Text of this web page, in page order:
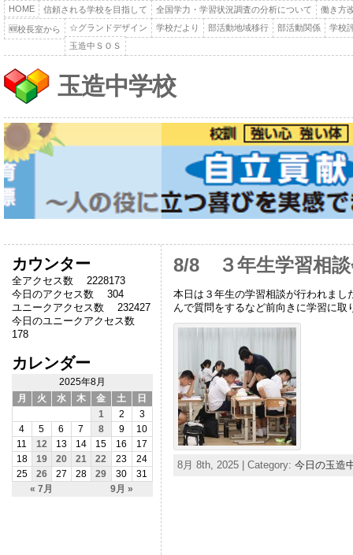
HOME 信頼される学校を目指して 全国学力・学習状況調査の分析について 働き方
🆕校長室から ☆グランドデザイン 学校だより 部活動地域移行 部活動関係
学校
玉造中ＳＯＳ
玉造中学校
カウンター
全アクセス数 2228173
今日のアクセス数 304
ユニークアクセス数 232427
今日のユニークアクセス数
178
カレンダー
2025年8月
月
火 水 木 金 土 日
« 7月 9月 »
1 2
3
4
5 6 7 8 9
10
11
12 13 14 15 16
17
18
19 20 21 22 23
24
25
26 27 28 29 30 31
8/8 ３年生学習相
本日は３年生の学習相談が行われま
んで質問をするなど前向きに学習に取
8月 8th, 2025 | Category: 今日の玉造